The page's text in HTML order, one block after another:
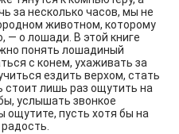
за несколько часов, мы не
животном, которому
— о лошади. В этой книге
понять лошадиный
с конем, ухаживать за
ездить верхом, стать
лишь раз ощутить на
услышать звонкое
ощутите, пусть хотя бы на